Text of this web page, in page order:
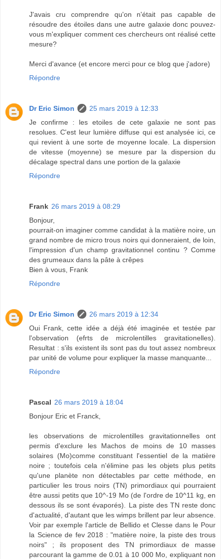
J'avais cru comprendre qu'on n'était pas capable de
résoudre des étoiles dans une autre galaxie donc pouvez-
vous m'expliquer comment ces chercheurs ont réalisé cette
mesure?
Merci d'avance (et encore merci pour ce blog que j'adore)
Répondre
Dr Eric Simon
25 mars 2019 à 12:33
Je confirme : les etoiles de cete galaxie ne sont pas
resolues. C'est leur lumière diffuse qui est analysée ici, ce
qui revient à une sorte de moyenne locale. La dispersion
de vitesse (moyenne) se mesure par la dispersion du
décalage spectral dans une portion de la galaxie
Répondre
Frank 26 mars 2019 à 08:29
Bonjour,
pourrait-on imaginer comme candidat à la matière noire, un
grand nombre de micro trous noirs qui donneraient, de loin,
l'impression d'un champ gravitationnel continu ? Comme
des grumeaux dans la pâte à crêpes
Bien à vous, Frank
Répondre
Dr Eric Simon
26 mars 2019 à 12:34
Oui Frank, cette idée a déjà été imaginée et testée par
l'observation (efrts de microlentilles gravitationelles).
Resultat : s'ils existent ils sont pas du tout assez nombreux
par unité de volume pour expliquer la masse manquante...
Répondre
Pascal 26 mars 2019 à 18:04
Bonjour Eric et Franck,
les observations de microlentilles gravitationnelles ont
permis d'exclure les Machos de moins de 10 masses
solaires (Mo)comme constituant l'essentiel de la matière
noire ; toutefois cela n'élimine pas les objets plus petits
qu'une planète non détectables par cette méthode, en
particulier les trous noirs (TN) primordiaux qui pourraient
être aussi petits que 10^-19 Mo (de l'ordre de 10^11 kg, en
dessous ils se sont évaporés). La piste des TN reste donc
d'actualité, d'autant que les wimps brillent par leur absence.
Voir par exemple l'article de Bellido et Clesse dans le Pour
la Science de fev 2018 : "matière noire, la piste des trous
noirs" ; ils proposent des TN primordiaux de masse
parcourant la gamme de 0.01 à 10 000 Mo, expliquant non